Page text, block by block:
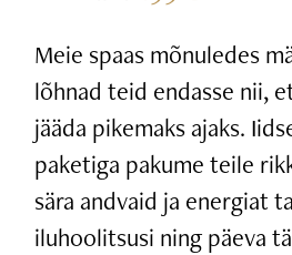
Meie spaas mõnuledes
lõhnad teid endasse nii,
jääda pikemaks ajaks.
paketiga pakume teile
sära andvaid ja energiat
iluhoolitsusi ning päeva